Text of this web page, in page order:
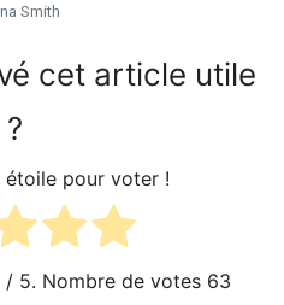
Smith
cet article utile
?
étoile pour voter !
/ 5. Nombre de votes 63